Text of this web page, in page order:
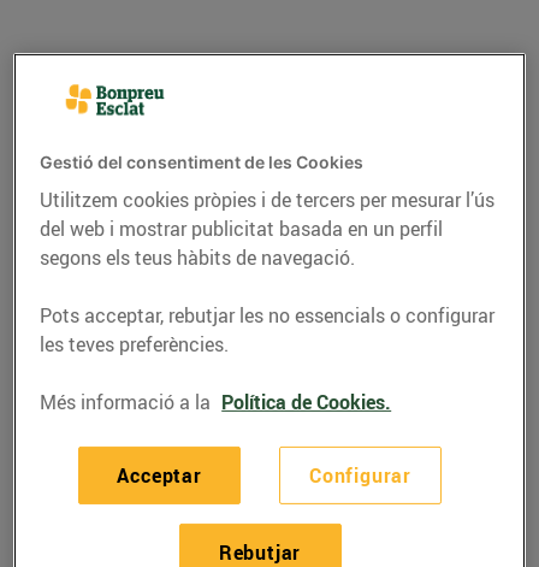
RECEPTES
Pastís de llimona i
merenga
08/de juliol/2022
Ingredients per a 4 persones:
Gestió del consentiment de les Cookies
Utilitzem cookies pròpies i de tercers per mesurar l’ús
del web i mostrar publicitat basada en un perfil
segons els teus hàbits de navegació.
Pots acceptar, rebutjar les no essencials o configurar
les teves preferències.
Més informació a la Política de Cookies.
Configurar
Rebutjar
Acceptar